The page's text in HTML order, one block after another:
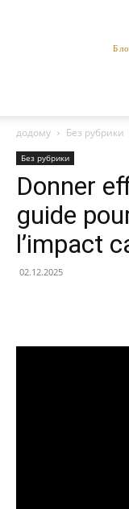
додому Без рубрики
Без рубрики
Donner
guide
l’impact
02.12.2025